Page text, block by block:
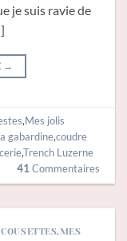
je suis ravie de
→
,Mes jolis
gabardine,coudre
,Trench Luzerne
41Commentaires
,MES